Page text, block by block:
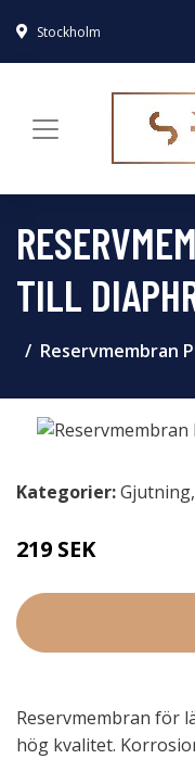
Stockholm
TILL
Reservmembran
Kategorier:Gjutning,
219 SEK
Reservmembran för
hög kvalitet.